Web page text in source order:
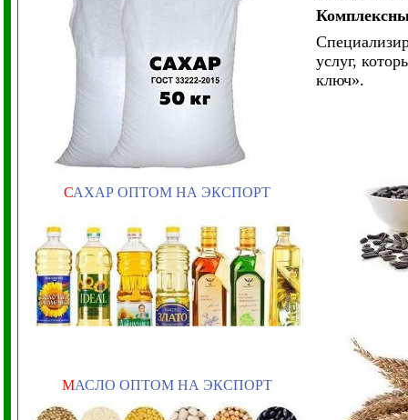
САХАР ОПТОМ НА ЭКСПОРТ
МАСЛО ОПТОМ НА ЭКСПОРТ
услуг,
ключ».